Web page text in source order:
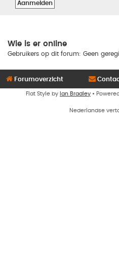
Wie is er online
Gebruikers op dit forum: Geen
Forumoverzicht
Flat Style by Ian Bradley •
Nederlandse